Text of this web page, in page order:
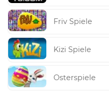
Friv Spiele
Kizi Spiele
Osterspiele